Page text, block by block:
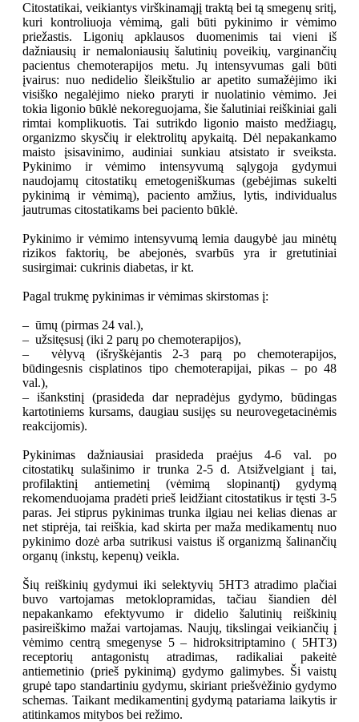
Citostatikai, veikiantys virškinamąjį traktą bei tą smegenų sritį,
kuri kontroliuoja vėmimą, gali būti pykinimo ir vėmimo
priežastis. Ligonių apklausos duomenimis tai vieni iš
dažniausių ir nemaloniausių šalutinių poveikių, varginančių
pacientus chemoterapijos metu. Jų intensyvumas gali būti
įvairus: nuo nedidelio šleikštulio ar apetito sumažėjimo iki
visiško negalėjimo nieko praryti ir nuolatinio vėmimo. Jei
tokia ligonio būklė nekoreguojama, šie šalutiniai reiškiniai gali
rimtai komplikuotis. Tai sutrikdo ligonio maisto medžiagų,
organizmo skysčių ir elektrolitų apykaitą. Dėl nepakankamo
maisto įsisavinimo, audiniai sunkiau atsistato ir sveiksta.
Pykinimo ir vėmimo intensyvumą sąlygoja gydymui
naudojamų citostatikų emetogeniškumas (gebėjimas sukelti
pykinimą ir vėmimą), paciento amžius, lytis, individualus
jautrumas citostatikams bei paciento būklė.
Pykinimo ir vėmimo intensyvumą lemia daugybė jau minėtų
rizikos faktorių, be abejonės, svarbūs yra ir gretutiniai
susirgimai: cukrinis diabetas, ir kt.
Pagal trukmę pykinimas ir vėmimas skirstomas į:
– ūmų (pirmas 24 val.),
– užsitęsusį (iki 2 parų po chemoterapijos),
– vėlyvą (išryškėjantis 2-3 parą po chemoterapijos,
būdingesnis cisplatinos tipo chemoterapijai, pikas – po 48
val.),
– išankstinį (prasideda dar nepradėjus gydymo, būdingas
kartotiniems kursams, daugiau susijęs su neurovegetacinėmis
reakcijomis).
Pykinimas dažniausiai prasideda praėjus 4-6 val. po
citostatikų sulašinimo ir trunka 2-5 d. Atsižvelgiant į tai,
profilaktinį antiemetinį (vėmimą slopinantį) gydymą
rekomenduojama pradėti prieš leidžiant citostatikus ir tęsti 3-5
paras. Jei stiprus pykinimas trunka ilgiau nei kelias dienas ar
net stiprėja, tai reiškia, kad skirta per maža medikamentų nuo
pykinimo dozė arba sutrikusi vaistus iš organizmą šalinančių
organų (inkstų, kepenų) veikla.
Šių reiškinių gydymui iki selektyvių 5HT3 atradimo plačiai
buvo vartojamas metoklopramidas, tačiau šiandien dėl
nepakankamo efektyvumo ir didelio šalutinių reiškinių
pasireiškimo mažai vartojamas. Naujų, tikslingai veikiančių į
vėmimo centrą smegenyse 5 – hidroksitriptamino ( 5HT3)
receptorių antagonistų atradimas, radikaliai pakeitė
antiemetinio (prieš pykinimą) gydymo galimybes. Ši vaistų
grupė tapo standartiniu gydymu, skiriant priešvėžinio gydymo
schemas. Taikant medikamentinį gydymą patariama laikytis ir
atitinkamos mitybos bei režimo.